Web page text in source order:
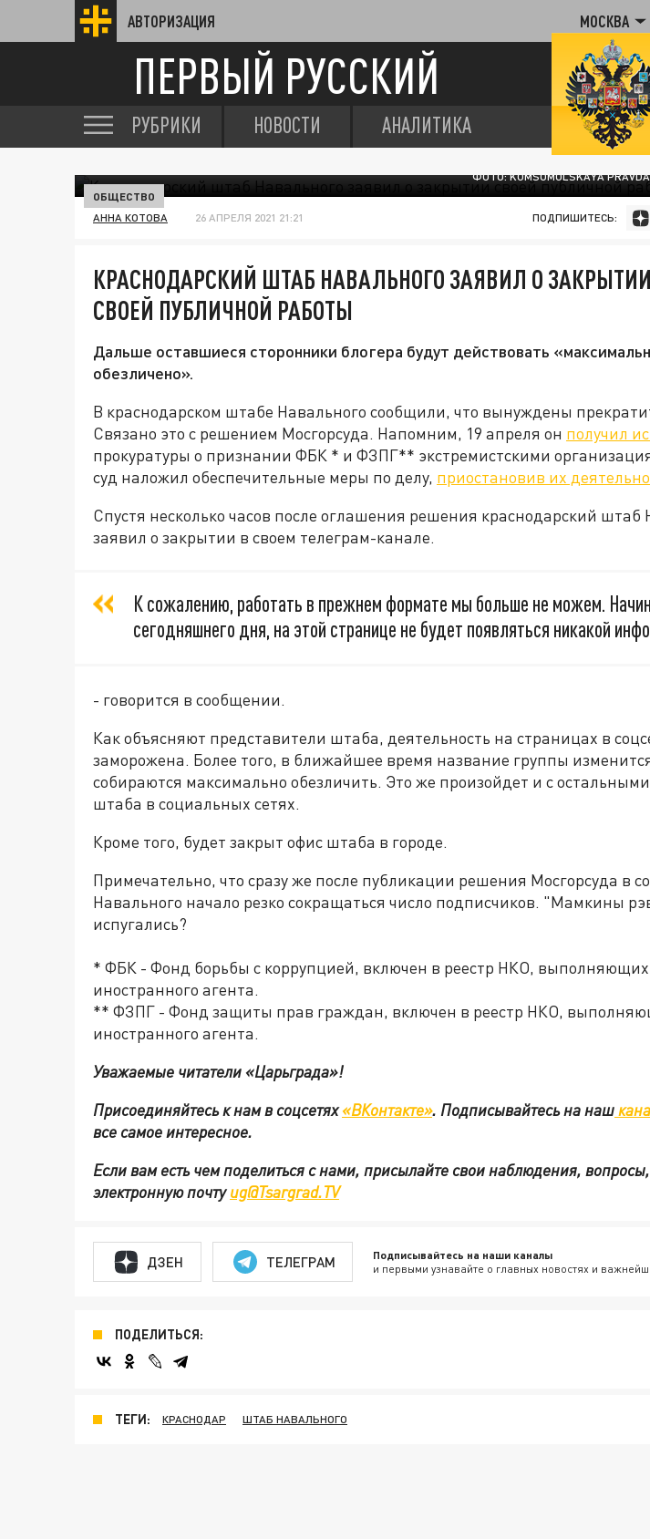
АВТОРИЗАЦИЯ МОСКВА
ПЕРВЫЙ РУССКИЙ
РУБРИКИ НОВОСТИ АНАЛИТИКА
ФОТО: KOMSOMOLSKAYA
ОБЩЕСТВО
АННА КОТОВА 26 АПРЕЛЯ 2021 21:21 ПОДПИШИТЕСЬ:
КРАСНОДАРСКИЙ ШТАБ НАВАЛЬНОГО ЗАЯВИЛ О ЗАКРЫТИИ
СВОЕЙ ПУБЛИЧНОЙ РАБОТЫ
Дальше оставшиеся сторонники блогера будут действовать
обезличено».
В краснодарском штабе Навального сообщили, что вынуждены
Связано это с решением Мосгорсуда. Напомним, 19 апреля он получил
прокуратуры о признании ФБК * и ФЗПГ** экстремистскими
суд наложил обеспечительные меры по делу, приостановив их
Спустя несколько часов после оглашения решения краснодарский штаб
заявил о закрытии в своем телеграм-канале.
К сожалению, работать в прежнем формате мы больше не можем.
сегодняшнего дня, на этой странице не будет появляться никакой
- говорится в сообщении.
Как объясняют представители штаба, деятельность на страницах в
заморожена. Более того, в ближайшее время название группы
собираются максимально обезличить. Это же произойдет и с
штаба в социальных сетях.
Кроме того, будет закрыт офис штаба в городе.
Примечательно, что сразу же после публикации решения Мосгорсуда в
Навального начало резко сокращаться число подписчиков. "Мамкины
испугались?
* ФБК - Фонд борьбы с коррупцией, включен в реестр НКО,
иностранного агента.
** ФЗПГ - Фонд защиты прав граждан, включен в реестр НКО,
иностранного агента.
Уважаемые читатели «Царьграда»!
Присоединяйтесь к нам в соцсетях«ВКонтакте». Подписывайтесь на наш
все самое интересное.
Если вам есть чем поделиться с нами, присылайте свои наблюдения,
электронную почтуug@Tsargrad.TV
ДЗЕН ТЕЛЕГРАМ Подписывайтесь на наши каналы
и первыми узнавайте о главных новостях и
ПОДЕЛИТЬСЯ:
ТЕГИ: КРАСНОДАР ШТАБ НАВАЛЬНОГО